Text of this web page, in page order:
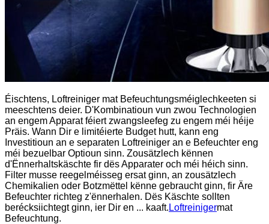
Éischtens, Loftreiniger mat Befeuchtungsméiglechkeeten si
meeschtens deier. D'Kombinatioun vun zwou Technologien
an engem Apparat féiert zwangsleefeg zu engem méi héije
Präis. Wann Dir e limitéierte Budget hutt, kann eng
Investitioun an e separaten Loftreiniger an e Befeuchter eng
méi bezuelbar Optioun sinn. Zousätzlech kënnen
d'Ënnerhaltskäschte fir dës Apparater och méi héich sinn.
Filter musse reegelméisseg ersat ginn, an zousätzlech
Chemikalien oder Botzmëttel kënne gebraucht ginn, fir Äre
Befeuchter richteg z'ënnerhalen. Dës Käschte sollten
berécksiichtegt ginn, ier Dir en ... kaaft. Loftreinigermat
Befeuchtung.